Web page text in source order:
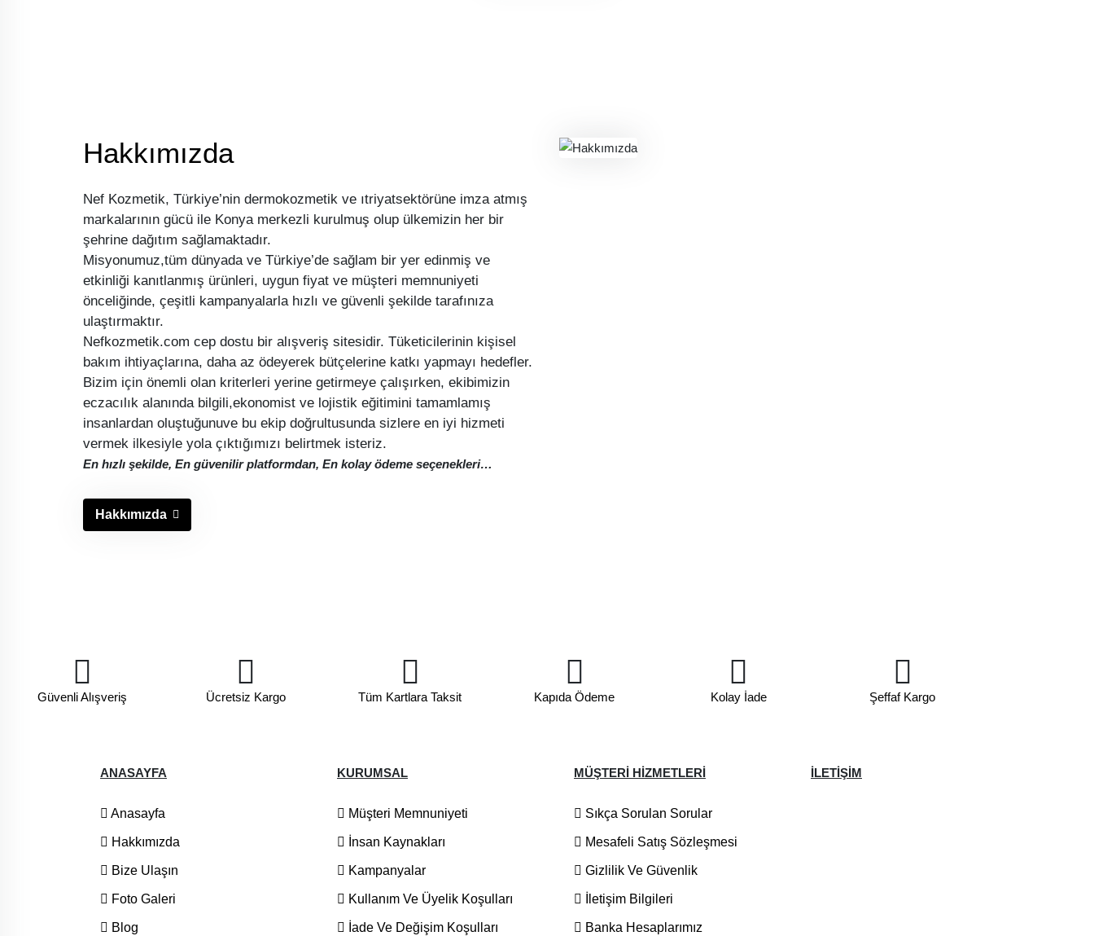
Hakkımızda
Nef Kozmetik, Türkiye’nin dermokozmetik ve ıtriyatsektörüne imza atmış
markalarının gücü ile Konya merkezli kurulmuş olup ülkemizin her bir
şehrine dağıtım sağlamaktadır.
Misyonumuz,tüm dünyada ve Türkiye’de sağlam bir yer edinmiş ve
etkinliği kanıtlanmış ürünleri, uygun fiyat ve müşteri memnuniyeti
önceliğinde, çeşitli kampanyalarla hızlı ve güvenli şekilde tarafınıza
ulaştırmaktır.
Nefkozmetik.com cep dostu bir alışveriş sitesidir. Tüketicilerinin kişisel
bakım ihtiyaçlarına, daha az ödeyerek bütçelerine katkı yapmayı hedefler.
Bizim için önemli olan kriterleri yerine getirmeye çalışırken, ekibimizin
eczacılık alanında bilgili,ekonomist ve lojistik eğitimini tamamlamış
insanlardan oluştuğunuve bu ekip doğrultusunda sizlere en iyi hizmeti
vermek ilkesiyle yola çıktığımızı belirtmek isteriz.
En hızlı şekilde, En güvenilir platformdan, En kolay ödeme seçenekleri…
Hakkımızda
Güvenli Alışveriş Ücretsiz Kargo Tüm Kartlara Taksit Kapıda Ödeme Kolay İade Şeffaf Kargo
ANASAYFA
Anasayfa
Hakkımızda
Bize Ulaşın
Foto Galeri
Blog
KURUMSAL
Müşteri Memnuniyeti
İnsan Kaynakları
Kampanyalar
Kullanım Ve Üyelik Koşulları
İade Ve Değişim Koşulları
MÜŞTERİ HİZMETLERİ
Sıkça Sorulan Sorular
Mesafeli Satış Sözleşmesi
Gizlilik Ve Güvenlik
İletişim Bilgileri
Banka Hesaplarımız
İLETİŞİM